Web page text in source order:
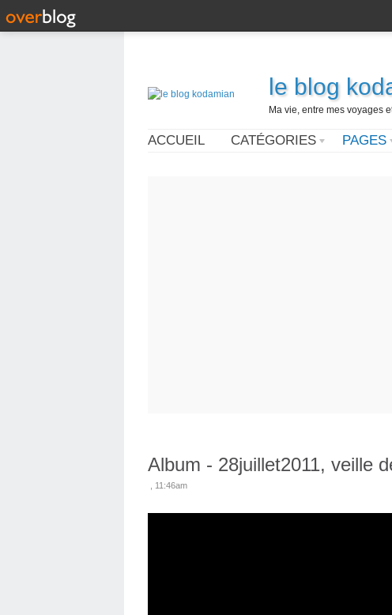
le blog
Ma vie, entre mes voyages
ACCUEIL CATÉGORIES PAGES
Album - 28juillet2011, veille
, 11:46am